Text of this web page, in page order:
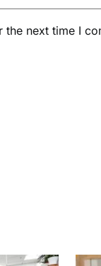
next time I